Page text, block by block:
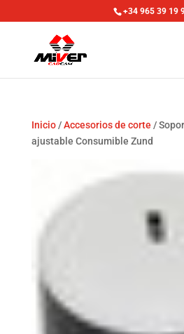
+34 965 39 19
Inicio/Accesorios de corte /
ajustable Consumible Zund